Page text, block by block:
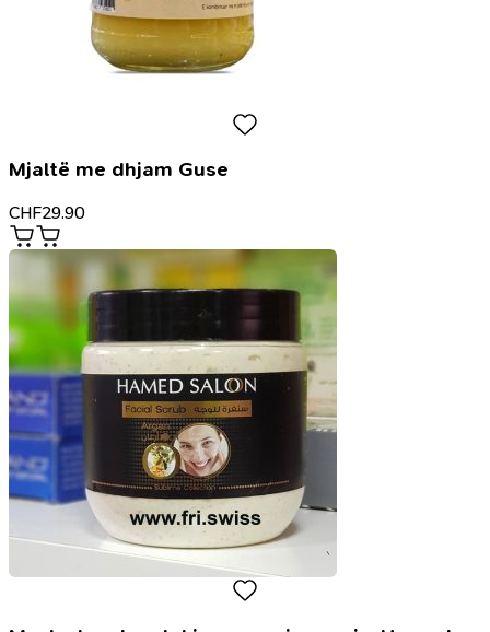
Mjaltë me dhjam Guse
CHF29.90